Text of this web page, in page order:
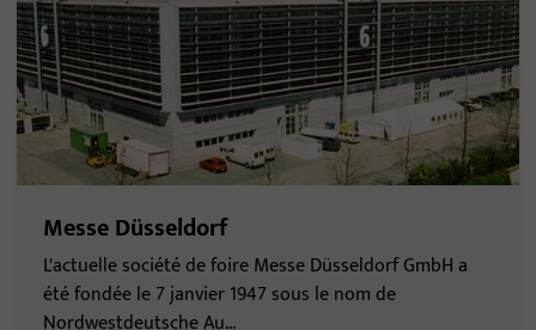
Messe Düsseldorf
L'actuelle société de foire Messe Düsseldorf GmbH a
été fondée le 7 janvier 1947 sous le nom de
Nordwestdeutsche Au...